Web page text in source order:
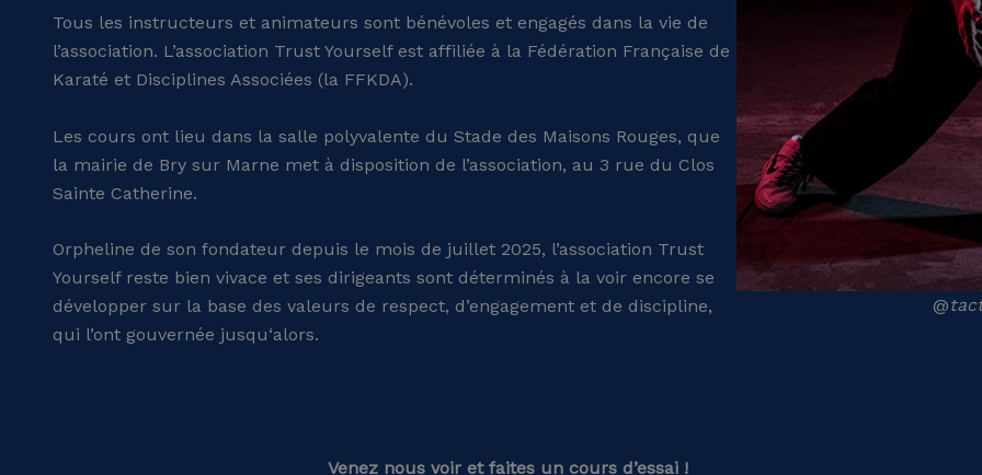
Tous les instructeurs et animateurs sont bénévoles et engagés dans la vie de
l’association. L’association Trust Yourself est affiliée à la Fédération Française de
Karaté et Disciplines Associées (la FFKDA).
Les cours ont lieu dans la salle polyvalente du Stade des Maisons Rouges, que
la mairie de Bry sur Marne met à disposition de l’association, au 3 rue du Clos
Sainte Catherine.
Orpheline de son fondateur depuis le mois de juillet 2025, l’association Trust
Yourself reste bien vivace et ses dirigeants sont déterminés à la voir encore se
développer sur la base des valeurs de respect, d’engagement et de discipline,
qui l’ont gouvernée jusqu‘alors.
@
Venez nous voir et faites un cours d’essai !